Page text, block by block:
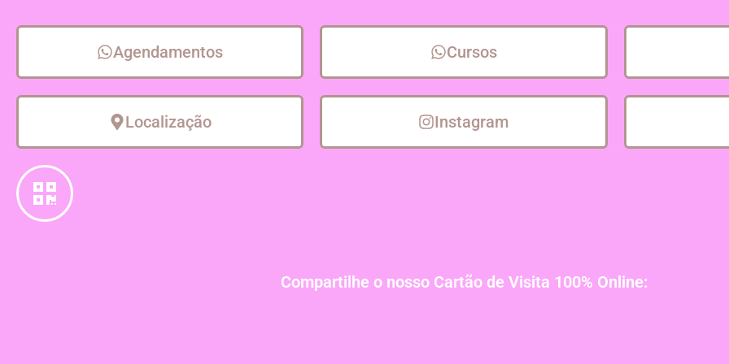
Agendamentos Cursos
Localização Instagram
Compartilhe o nosso Cartão de Visita 100% Online: